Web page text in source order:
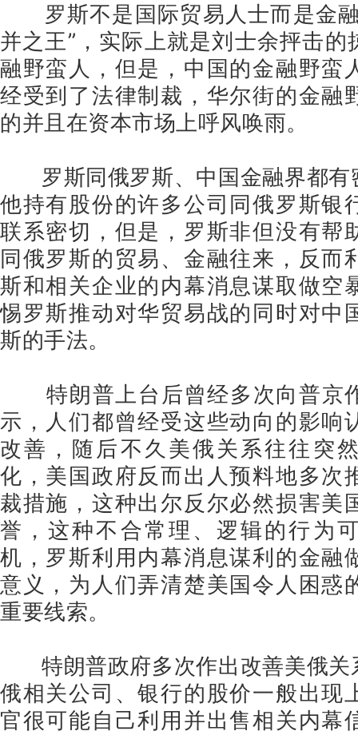
罗斯不是国际贸易人士而是金融
并之王”，实际上就是刘士余抨击的
融野蛮人，但是，中国的金融野蛮
经受到了法律制裁，华尔街的金融
的并且在资本市场上呼风唤雨。
罗斯同俄罗斯、中国金融界都有
他持有股份的许多公司同俄罗斯银
联系密切，但是，罗斯非但没有帮
同俄罗斯的贸易、金融往来，反而
斯和相关企业的内幕消息谋取做空
惕罗斯推动对华贸易战的同时对中
斯的手法。
特朗普上台后曾经多次向普京
示，人们都曾经受这些动向的影响
改善，随后不久美俄关系往往突
化，美国政府反而出人预料地多次
裁措施，这种出尔反尔必然损害美
誉，这种不合常理、逻辑的行为
机，罗斯利用内幕消息谋利的金融
意义，为人们弄清楚美国令人困惑
重要线索。
特朗普政府多次作出改善美俄关
俄相关公司、银行的股价一般出现
官很可能自己利用并出售相关内幕